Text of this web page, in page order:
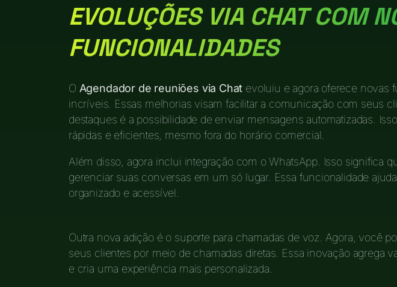
EVOLUÇÕES VIA CHAT COM
FUNCIONALIDADES
O Agendador de reuniões via Chat evoluiu e agora oferece novas
incríveis. Essas melhorias visam facilitar a comunicação com seus
destaques é a possibilidade de enviar mensagens automatizadas.
rápidas e eficientes, mesmo fora do horário comercial.
Além disso, agora inclui integração com o WhatsApp. Isso significa
gerenciar suas conversas em um só lugar. Essa funcionalidade
organizado e acessível.
Outra nova adição é o suporte para chamadas de voz. Agora, você
seus clientes por meio de chamadas diretas. Essa inovação agrega
e cria uma experiência mais personalizada.